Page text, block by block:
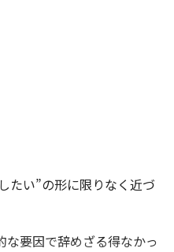
たい”の形に限りなく近づ
要因で辞めざる得なかっ